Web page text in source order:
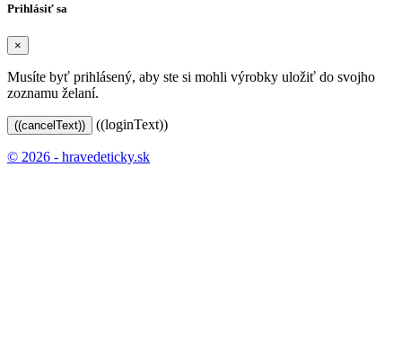
Prihlásiť sa
×
Musíte byť prihlásený, aby ste si mohli výrobky uložiť do svojho
zoznamu želaní.
((cancelText)) ((loginText))
© 2026 - hravedeticky.sk